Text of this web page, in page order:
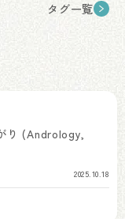
タグ一覧
り (Andrology,
2025.10.18